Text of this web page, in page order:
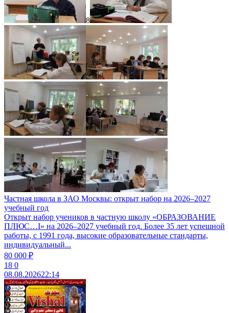
8
Частная школа в ЗАО Москвы: открыт набор на 2026–2027
учебный год
Открыт набор учеников в частную школу «ОБРАЗОВАНИЕ
ПЛЮС…I» на 2026–2027 учебный год. Более 35 лет успешной
работы, с 1991 года, высокие образовательные стандарты,
индивидуальный...
80 000 ₽
18 0
08.08.202622:14